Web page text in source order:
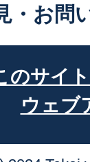
・お問
のサイ
ウェブ